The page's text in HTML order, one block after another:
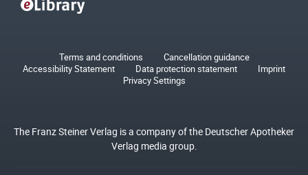
Terms and conditions
Cancellation guidance
Accessibility Statement
Data protection statement
Imprint
Privacy Settings
The Franz Steiner Verlag is a company of the Deutscher Apotheker
Verlag media group.